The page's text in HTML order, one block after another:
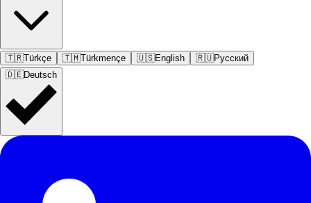
🇹🇷Türkçe 🇹🇲Türkmençe 🇺🇸English 🇷🇺Русский
🇩🇪Deutsch